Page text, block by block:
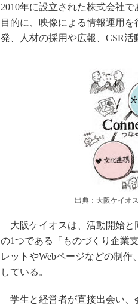
2010年に設立された株式会社
目的に、映像による情報運用
発、人材の採用や広報、CSR活
出典：大阪ケイオス
大阪ケイオスは、活動開始と
の1つである「ものづくり企業
レットやWebページなどの制
している。
学生と経営者が直接出会い、